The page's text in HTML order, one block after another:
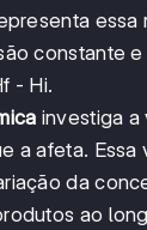
essa
constante
- Hi.
investiga
a afeta. Essa
da
ao